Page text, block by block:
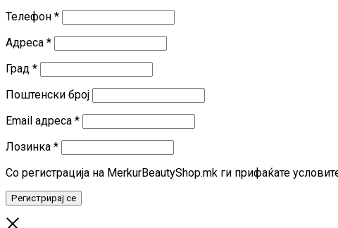
Телефон *
Адреса *
Град *
Поштенски број
Email адреса *Задолжително
Лозинка *Задолжително
Со регистрација на MerkurBeautyShop.mk ги прифаќате
Регистрирај се